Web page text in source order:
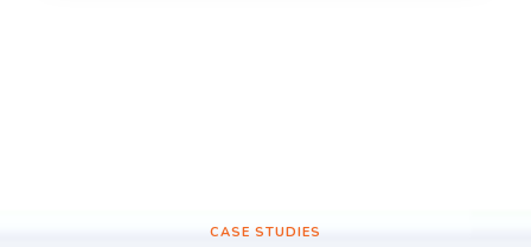
CASE STUDIES